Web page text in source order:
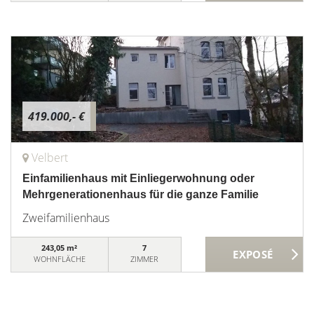
419.000,- €
Velbert
Einfamilienhaus mit Einliegerwohnung oder
Mehrgenerationenhaus für die ganze Familie
Zweifamilienhaus
243,05 m²
WOHNFLÄCHE
7
ZIMMER